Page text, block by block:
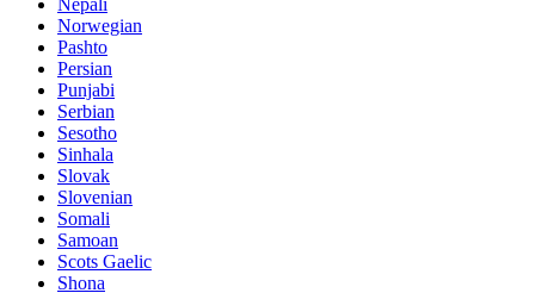
Nepali
Norwegian
Pashto
Persian
Punjabi
Serbian
Sesotho
Sinhala
Slovak
Slovenian
Somali
Samoan
Scots Gaelic
Shona